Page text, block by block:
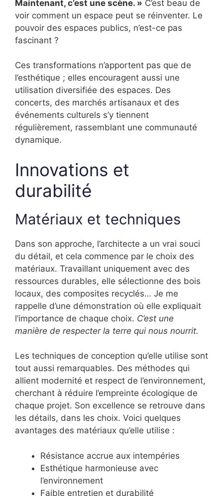
Maintenant, c’est une scène. » C’est beau de
voir comment un espace peut se réinventer. Le
pouvoir des espaces publics, n’est-ce pas
fascinant ?
Ces transformations n’apportent pas que de
l’esthétique ; elles encouragent aussi une
utilisation diversifiée des espaces. Des
concerts, des marchés artisanaux et des
événements culturels s’y tiennent
régulièrement, rassemblant une communauté
dynamique.
Innovations et
durabilité
Matériaux et techniques
Dans son approche, l’architecte a un vrai souci
du détail, et cela commence par le choix des
matériaux. Travaillant uniquement avec des
ressources durables, elle sélectionne des bois
locaux, des composites recyclés… Je me
rappelle d’une démonstration où elle expliquait
l’importance de chaque choix. C’est une
manière de respecter la terre qui nous nourrit.
Les techniques de conception qu’elle utilise sont
tout aussi remarquables. Des méthodes qui
allient modernité et respect de l’environnement,
cherchant à réduire l’empreinte écologique de
chaque projet. Son excellence se retrouve dans
les détails, dans les choix. Voici quelques
avantages des matériaux qu’elle utilise :
Résistance accrue aux intempéries
Esthétique harmonieuse avec
l’environnement
Faible entretien et durabilité